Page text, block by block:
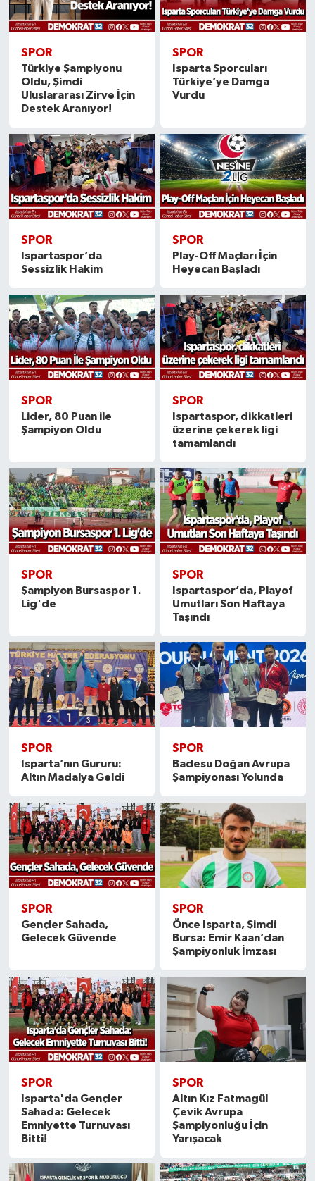
SPOR
Türkiye Şampiyonu
Oldu, Şimdi
Uluslararası Zirve İçin
Destek Aranıyor!
SPOR
Isparta Sporcuları
Türkiye’ye Damga
Vurdu
SPOR
Ispartaspor’da
Sessizlik Hakim
SPOR
Play-Off Maçları İçin
Heyecan Başladı
SPOR
Lider, 80 Puan ile
Şampiyon Oldu
SPOR
Ispartaspor, dikkatleri
üzerine çekerek ligi
tamamlandı
SPOR
Şampiyon Bursaspor 1.
Lig'de
SPOR
Ispartaspor’da, Playof
Umutları Son Haftaya
Taşındı
SPOR
Isparta’nın Gururu:
Altın Madalya Geldi
SPOR
Badesu Doğan Avrupa
Şampiyonası Yolunda
SPOR
Gençler Sahada,
Gelecek Güvende
SPOR
Önce Isparta, Şimdi
Bursa: Emir Kaan’dan
Şampiyonluk İmzası
SPOR
Isparta'da Gençler
Sahada: Gelecek
Emniyette Turnuvası
Bitti!
SPOR
Altın Kız Fatmagül
Çevik Avrupa
Şampiyonluğu İçin
Yarışacak